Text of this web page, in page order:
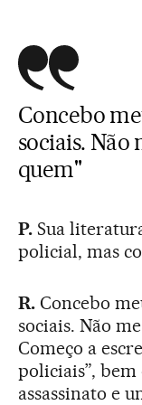
Concebo
sociais.
quem"
P.Sua
policial, mas
R.Concebo
sociais. Não
Começo a
policiais”,
assassinato e